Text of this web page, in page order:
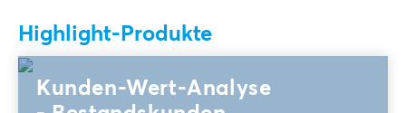
Highlight-Produkte
Kunden-Wert-Analyse